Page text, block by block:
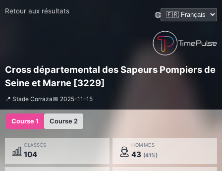
Retour aux résultats 🌐
Cross départemental des Sapeurs Pompiers de
Seine et Marne [3229]
📍 Stade Corraza📅 2025-11-15
Course 1 Course 2
CLASSÉS
104
HOMMES
43 (41%)